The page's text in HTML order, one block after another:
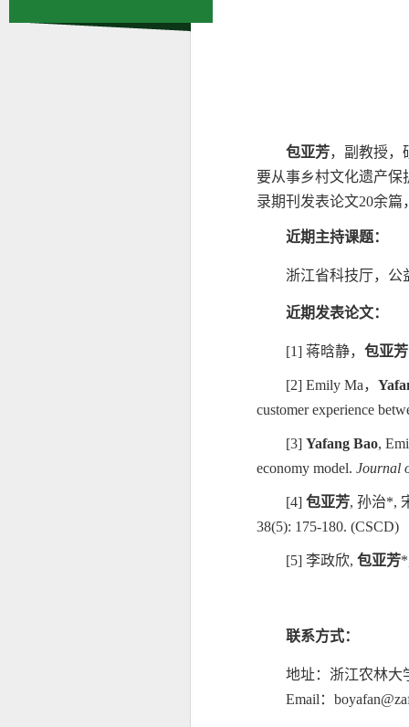
包亚芳，副教授，
要从事乡村文化遗产保
录期刊发表论文20余篇
近期主持课题：
浙江省科技厅，公
近期发表论文：
[1] 蒋晗静， 包亚芳
[2] Emily Ma，
customer experience
[3] Yafang Bao,
economy model. Journal
[4] 包亚芳, 孙治*,
38(5): 175-180. (CSCD)
[5] 李政欣, 包亚芳
联系方式：
地址：浙江农林大
Email ：